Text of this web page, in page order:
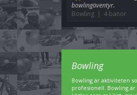
bowlingäventyr.
Bowling | 4 banor
Bowling
Bowling är aktiviteten
profesionell. Bowling